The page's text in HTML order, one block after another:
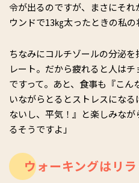
令が出るのですが、まさにそ
ウンドで13㎏太ったときの私の
ちなみにコルチゾールの分泌
レート。だから疲れると人は
ですって。あと、食事も『こ
いながらとるとストレスにな
ないし、平気！』と楽しみな
るそうですよ」
ウォーキングはリ